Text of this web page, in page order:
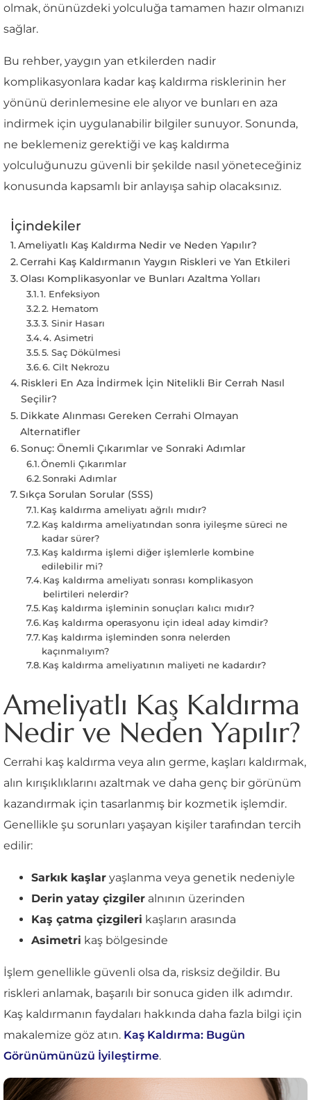
olmak, önünüzdeki yolculuğa tamamen hazır olmanızı
sağlar.
Bu rehber, yaygın yan etkilerden nadir
komplikasyonlara kadar kaş kaldırma risklerinin her
yönünü derinlemesine ele alıyor ve bunları en aza
indirmek için uygulanabilir bilgiler sunuyor. Sonunda,
ne beklemeniz gerektiği ve kaş kaldırma
yolculuğunuzu güvenli bir şekilde nasıl yöneteceğiniz
konusunda kapsamlı bir anlayışa sahip olacaksınız.
İçindekiler
Ameliyatlı Kaş Kaldırma Nedir ve Neden Yapılır?
Cerrahi Kaş Kaldırmanın Yaygın Riskleri ve Yan Etkileri
Olası Komplikasyonlar ve Bunları Azaltma Yolları
1. Enfeksiyon
2. Hematom
3. Sinir Hasarı
4. Asimetri
5. Saç Dökülmesi
6. Cilt Nekrozu
Riskleri En Aza İndirmek İçin Nitelikli Bir Cerrah Nasıl
Seçilir?
Dikkate Alınması Gereken Cerrahi Olmayan
Alternatifler
Sonuç: Önemli Çıkarımlar ve Sonraki Adımlar
Önemli Çıkarımlar
Sonraki Adımlar
Sıkça Sorulan Sorular (SSS)
Kaş kaldırma ameliyatı ağrılı mıdır?
Kaş kaldırma ameliyatından sonra iyileşme süreci ne
kadar sürer?
Kaş kaldırma işlemi diğer işlemlerle kombine
edilebilir mi?
Kaş kaldırma ameliyatı sonrası komplikasyon
belirtileri nelerdir?
Kaş kaldırma işleminin sonuçları kalıcı mıdır?
Kaş kaldırma operasyonu için ideal aday kimdir?
Kaş kaldırma işleminden sonra nelerden
kaçınmalıyım?
Kaş kaldırma ameliyatının maliyeti ne kadardır?
Ameliyatlı Kaş Kaldırma
Nedir ve Neden Yapılır?
Cerrahi kaş kaldırma veya alın germe, kaşları kaldırmak,
alın kırışıklıklarını azaltmak ve daha genç bir görünüm
kazandırmak için tasarlanmış bir kozmetik işlemdir.
Genellikle şu sorunları yaşayan kişiler tarafından tercih
edilir:
Sarkık kaşlar yaşlanma veya genetik nedeniyle
Derin yatay çizgiler alnının üzerinden
Kaş çatma çizgileri kaşların arasında
Asimetri kaş bölgesinde
İşlem genellikle güvenli olsa da, risksiz değildir. Bu
riskleri anlamak, başarılı bir sonuca giden ilk adımdır.
Kaş kaldırmanın faydaları hakkında daha fazla bilgi için
makalemize göz atın. Kaş Kaldırma: Bugün
Görünümünüzü İyileştirme.